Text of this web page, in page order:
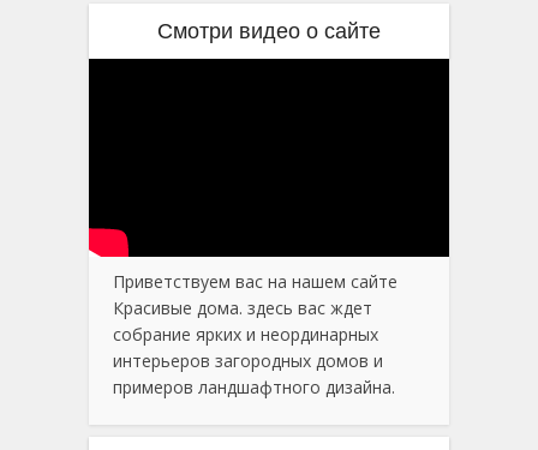
Смотри видео о сайте
Приветствуем вас на нашем сайте
Красивые дома. здесь вас ждет
собрание ярких и неординарных
интерьеров загородных домов и
примеров ландшафтного дизайна.